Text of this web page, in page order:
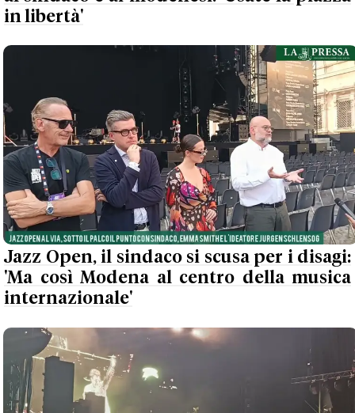
in libertà'
Jazz Open, il sindaco si scusa per i disagi:
'Ma così Modena al centro della musica
internazionale'